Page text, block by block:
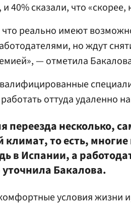
40% сказали, что «скорее,
реально имеют
но ждут
— отметила
оттуда удаленно
переезда несколько,
то есть,
в Испании, а
Бакалова.
условия жизни